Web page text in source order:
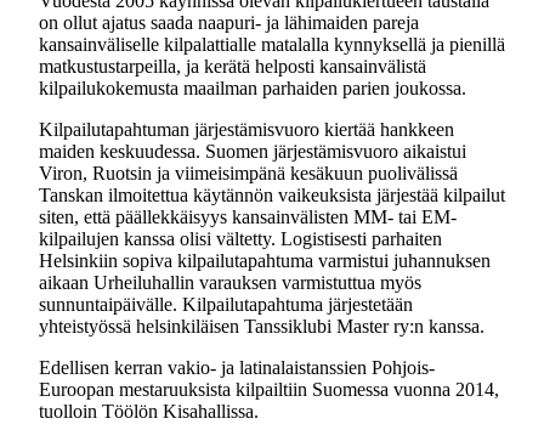
on ollut ajatus saada naapuri- ja lähimaiden pareja
kansainväliselle kilpalattialle matalalla kynnyksellä ja pienillä
matkustustarpeilla, ja kerätä helposti kansainvälistä
kilpailukokemusta maailman parhaiden parien joukossa.
Kilpailutapahtuman järjestämisvuoro kiertää hankkeen
maiden keskuudessa. Suomen järjestämisvuoro aikaistui
Viron, Ruotsin ja viimeisimpänä kesäkuun puolivälissä
Tanskan ilmoitettua käytännön vaikeuksista järjestää kilpailut
siten, että päällekkäisyys kansainvälisten MM- tai EM-
kilpailujen kanssa olisi vältetty. Logistisesti parhaiten
Helsinkiin sopiva kilpailutapahtuma varmistui juhannuksen
aikaan Urheiluhallin varauksen varmistuttua myös
sunnuntaipäivälle. Kilpailutapahtuma järjestetään
yhteistyössä helsinkiläisen Tanssiklubi Master ry:n kanssa.
Edellisen kerran vakio- ja latinalaistanssien Pohjois-
Euroopan mestaruuksista kilpailtiin Suomessa vuonna 2014,
tuolloin Töölön Kisahallissa.